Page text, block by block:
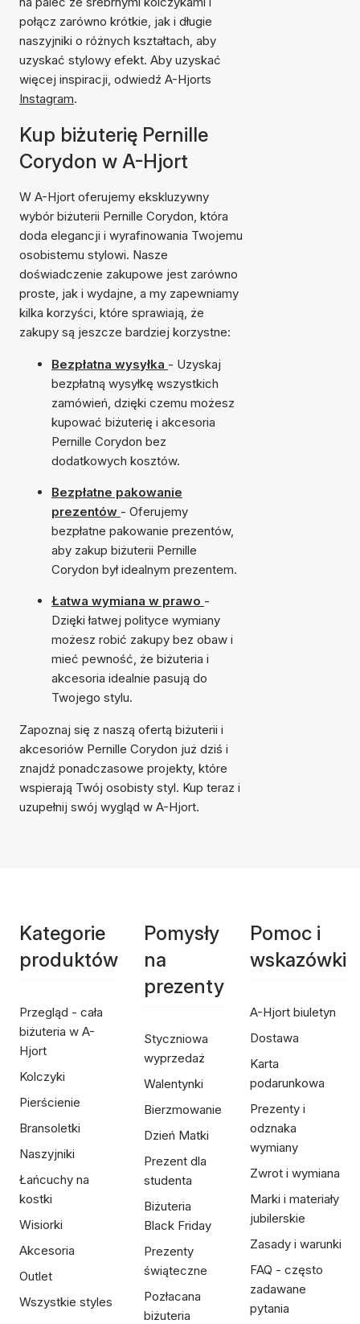
połącz zarówno krótkie, jak i długie
naszyjniki o różnych kształtach, aby
uzyskać stylowy efekt. Aby uzyskać
więcej inspiracji, odwiedź A-Hjorts
Instagram.
Kup biżuterię Pernille
Corydon w A-Hjort
W A-Hjort oferujemy ekskluzywny
wybór biżuterii Pernille Corydon, która
doda elegancji i wyrafinowania Twojemu
osobistemu stylowi. Nasze
doświadczenie zakupowe jest zarówno
proste, jak i wydajne, a my zapewniamy
kilka korzyści, które sprawiają, że
zakupy są jeszcze bardziej korzystne:
Bezpłatna wysyłka - Uzyskaj
bezpłatną wysyłkę wszystkich
zamówień, dzięki czemu możesz
kupować biżuterię i akcesoria
Pernille Corydon bez
dodatkowych kosztów.
Bezpłatne pakowanie
prezentów - Oferujemy
bezpłatne pakowanie prezentów,
aby zakup biżuterii Pernille
Corydon był idealnym prezentem.
Łatwa wymiana w prawo -
Dzięki łatwej polityce wymiany
możesz robić zakupy bez obaw i
mieć pewność, że biżuteria i
akcesoria idealnie pasują do
Twojego stylu.
Zapoznaj się z naszą ofertą biżuterii i
akcesoriów Pernille Corydon już dziś i
znajdź ponadczasowe projekty, które
wspierają Twój osobisty styl. Kup teraz i
uzupełnij swój wygląd w A-Hjort.
Kategorie
produktów
Przegląd - cała
biżuteria w A-
Hjort
Kolczyki
Pierścienie
Bransoletki
Naszyjniki
Łańcuchy na
kostki
Wisiorki
Akcesoria
Outlet
Wszystkie styles
Pomysły
na
prezenty
Styczniowa
wyprzedaż
Walentynki
Bierzmowanie
Dzień Matki
Prezent dla
studenta
Biżuteria
Black Friday
Prezenty
świąteczne
Pozłacana
biżuteria
Pomoc i
wskazówki
A-Hjort biuletyn
Dostawa
Karta
podarunkowa
Prezenty i
odznaka
wymiany
Zwrot i wymiana
Marki i materiały
jubilerskie
Zasady i warunki
FAQ - często
zadawane
pytania